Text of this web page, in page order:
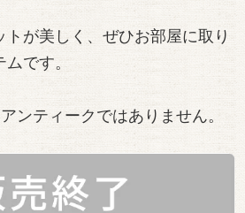
が美しく、ぜひお部屋に取り
です。
ンティークではありません。